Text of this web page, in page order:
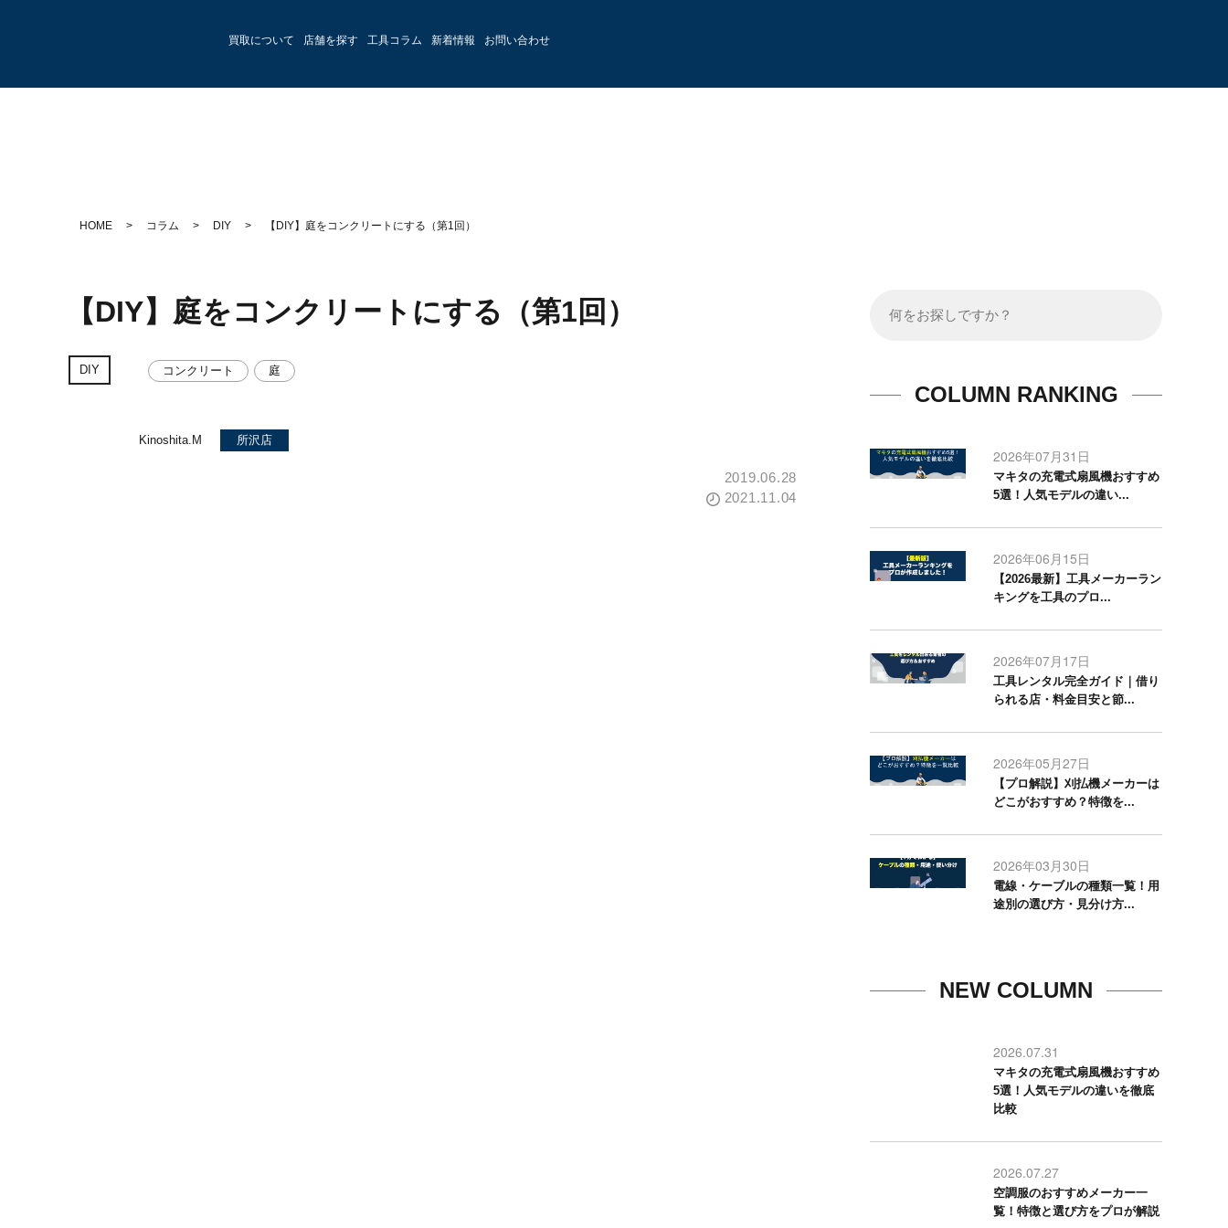
買取について 店舗を探す 工具コラム 新着情報 お問い合わせ
HOME > コラム > DIY > 【DIY】庭をコンクリートにする（第1回）
【DIY】庭をコンクリートにする（第1回）
DIY コンクリート 庭
Kinoshita.M 所沢店
2019.06.28
2021.11.04
COLUMN RANKING
2026年07月31日
マキタの充電式扇風機おすすめ
5選！人気モデルの違い...
2026年06月15日
【2026最新】工具メーカーラン
キングを工具のプロ...
2026年07月17日
工具レンタル完全ガイド｜借り
られる店・料金目安と節...
2026年05月27日
【プロ解説】刈払機メーカーは
どこがおすすめ？特徴を...
2026年03月30日
電線・ケーブルの種類一覧！用
途別の選び方・見分け方...
NEW COLUMN
2026.07.31
マキタの充電式扇風機おすすめ
5選！人気モデルの違いを徹底
比較
2026.07.27
空調服のおすすめメーカー一
覧！特徴と選び方をプロが解説